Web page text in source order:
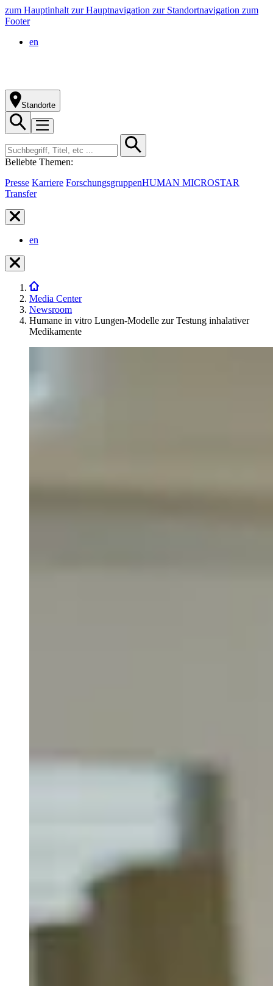
zum Hauptinhalt zur Hauptnavigation zur Standortnavigation zum
Footer
en
Standorte
Beliebte Themen:
Presse Karriere ForschungsgruppenHUMAN MICROSTAR
Transfer
en
Media Center
Newsroom
Humane in vitro Lungen-Modelle zur Testung inhalativer
Medikamente